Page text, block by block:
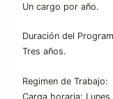
Un cargo por año.
Duración del
Tres años.
Regimen de Trabajo:
Carga horaria: